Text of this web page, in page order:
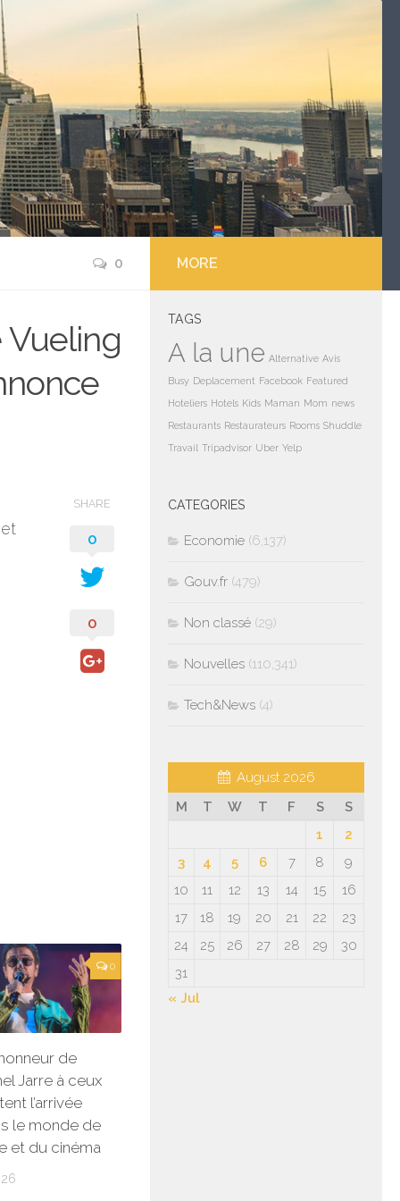
0
Vueling
SHARE
0
0
0
de
Jarre à ceux
l’arrivée
le monde de
et du cinéma
MORE
TAGS
A la une Alternative Avis
Busy Deplacement Facebook Featured
Hoteliers Hotels Kids Maman Mom news
Restaurants Restaurateurs Rooms Shuddle
Travail Tripadvisor Uber Yelp
CATEGORIES
Economie (6,137)
Gouv.fr (479)
Non classé (29)
Nouvelles (110,341)
Tech&News (4)
August 2026
M
T W T F S
S
1
2
3
4 5 6 7 8
9
10
11 12 13 14 15
16
17
18 19 20 21 22
23
24
25 26 27 28 29
30
31
« Jul